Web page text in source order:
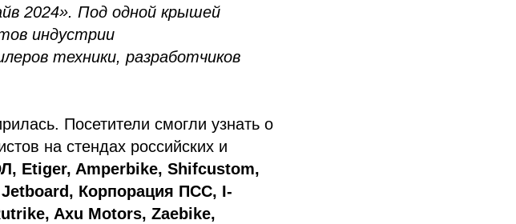
2024». Под одной крышей
индустрии
техники, разработчиков
Посетители смогли узнать о
на стендах российских и
Etiger, Amperbike, Shifcustom,
Корпорация ПСС, I-
Axu Motors, Zaebike,